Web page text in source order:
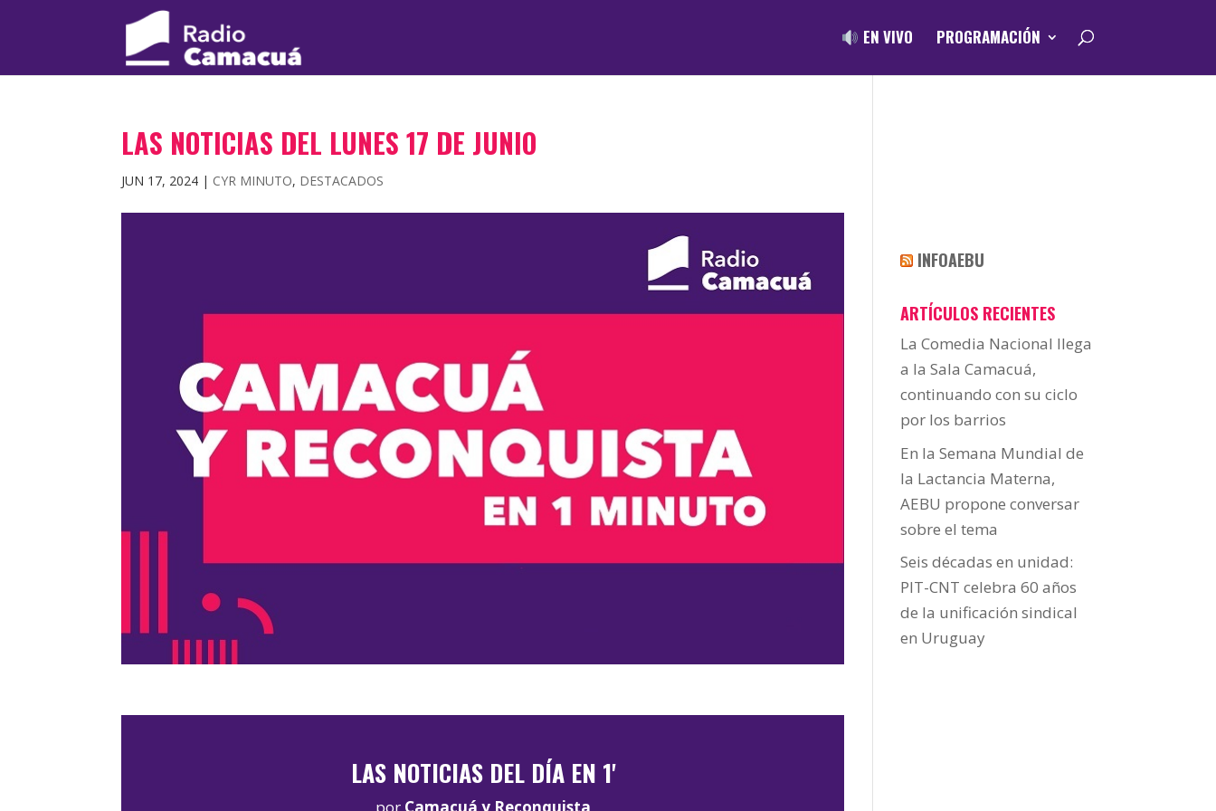
EN VIVO PROGRAMACIÓN
LAS NOTICIAS DEL LUNES 17 DE JUNIO
JUN 17, 2024 | CYR MINUTO, DESTACADOS
LAS NOTICIAS DEL DÍA EN 1'
por Camacuá y Reconquista
INFOAEBU
ARTÍCULOS RECIENTES
La Comedia Nacional llega
a la Sala Camacuá,
continuando con su ciclo
por los barrios
En la Semana Mundial de
la Lactancia Materna,
AEBU propone conversar
sobre el tema
Seis décadas en unidad:
PIT-CNT celebra 60 años
de la unificación sindical
en Uruguay